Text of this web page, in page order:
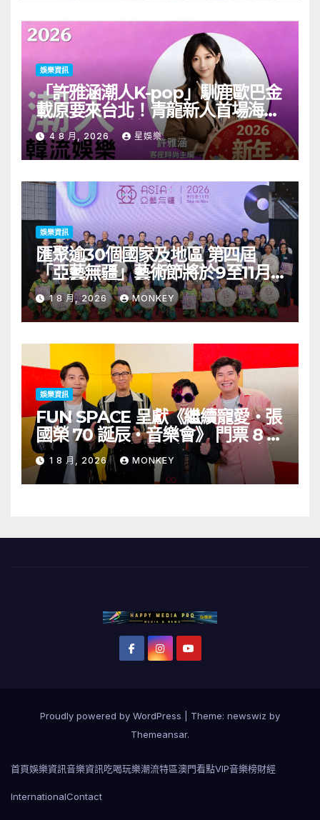
娛樂資訊
「許雅涵潮人K-pop」馴鹿歐巴金
載原要來台北！青龍新人首場海外
見面會8/9開搶
4 8 月, 2026 星娛樂
娛樂資訊
匯聚逾30個國家及地區 第四屆
「亞藝無疆」藝術節將於9至11月
舉行 開幕節目《三角演義》音樂會
演出陣容包括王雙駿夥拍恭碩良 聯
同來自蒙古的Uuhai、韓國的
KARDI和泰國的KIKI震懾舞台
1 8 月, 2026 MONKEY
娛樂資訊
FUN SPACE 呈獻《繼續寵愛・張
國榮 70 誕辰・音樂會》 門票 8 月
1 日至 10 日於「健康．旦」優先訂
購
1 8 月, 2026 MONKEY
Proudly powered by WordPress
Theme: newswiz by
Themeansar.
首頁娛樂資訊音樂資訊吃喝玩樂潮流特區澳門看點VIP音樂榜財經
InternationalContact